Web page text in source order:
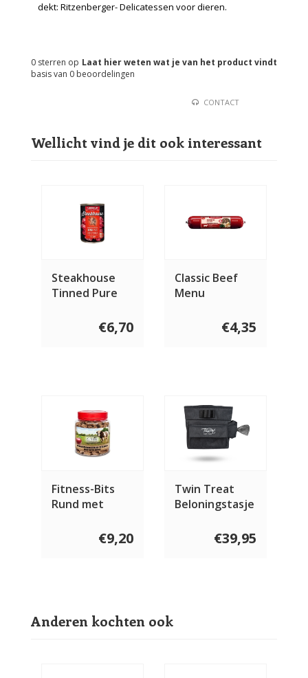
dekt: Ritzenberger- Delicatessen voor dieren.
Laat hier weten wat je van het product vindt
0 sterren op
basis van 0 beoordelingen
CONTACT
Wellicht vind je dit ook interessant
Steakhouse
Tinned Pure
€6,70
Classic Beef
Menu
€4,35
Fitness-Bits
Rund met
€9,20
Twin Treat
Beloningstasje
€39,95
Anderen kochten ook